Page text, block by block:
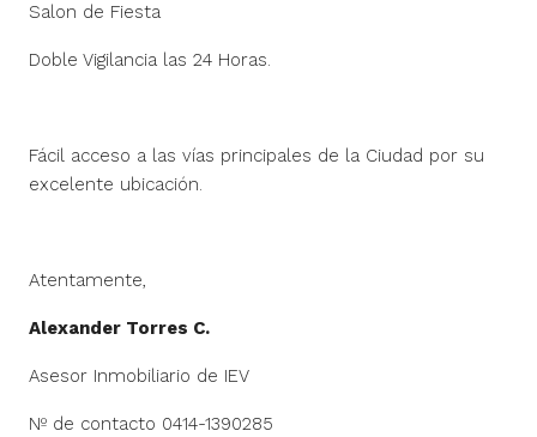
Salon de Fiesta
Doble Vigilancia las 24 Horas.
Fácil acceso a las vías principales de la Ciudad por su
excelente ubicación.
Atentamente,
Alexander Torres C.
Asesor Inmobiliario de IEV
Nº de contacto 0414-1390285